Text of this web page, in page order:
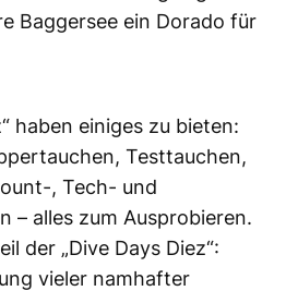
Baggersee ein Dorado für
haben einiges zu bieten:
Testtauchen,
, Tech- und
– alles zum Ausprobieren.
der „Dive Days Diez“:
vieler namhafter